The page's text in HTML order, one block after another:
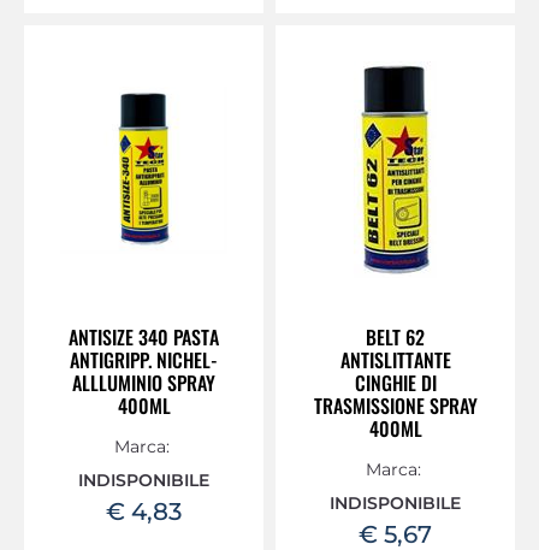
ANTISIZE 340 PASTA
ANTIGRIPP. NICHEL-
ALLLUMINIO SPRAY
400ML
Marca:
INDISPONIBILE
€ 4,83
BELT 62
ANTISLITTANTE
CINGHIE DI
TRASMISSIONE SPRAY
400ML
Marca:
INDISPONIBILE
€ 5,67